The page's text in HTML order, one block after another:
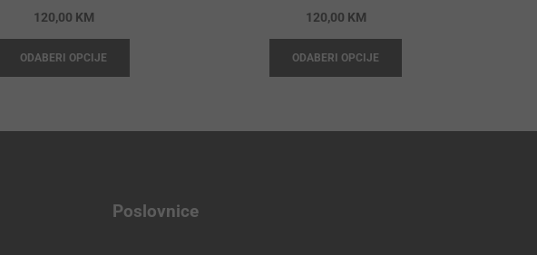
120,00 KM
ODABERI OPCIJE
120,00 KM
ODABERI OPCIJE
Poslovnice